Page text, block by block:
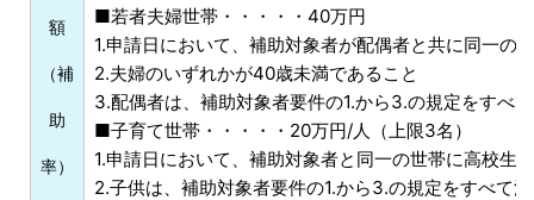
額
（補
助
率）
■若者夫婦世帯・・・・・40万円
1.申請日において、補助対象者が配偶者と共に同一の
2.夫婦のいずれかが40歳未満であること
3.配偶者は、補助対象者要件の1.から3.の規定をすべ
■子育て世帯・・・・・20万円/人（上限3名）
1.申請日において、補助対象者と同一の世帯に高校生
2.子供は、補助対象者要件の1.から3.の規定をすべて